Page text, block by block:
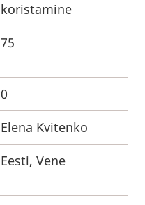
koristamine
75
0
Elena Kvitenko
Eesti, Vene